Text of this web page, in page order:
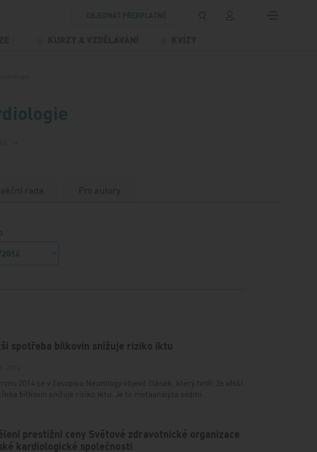
OBJEDNAT PŘEDPLATNÉ
rada Pro autory
spotřeba bílkovin snižuje riziko iktu
2014 se v časopisu Neurology objevil článek, který tvrdí, že větší
bílkovin snižuje riziko iktu. Je to metaanalýza sedmi…
prestižní ceny Světové zdravotnické organizace
kardiologické společnosti